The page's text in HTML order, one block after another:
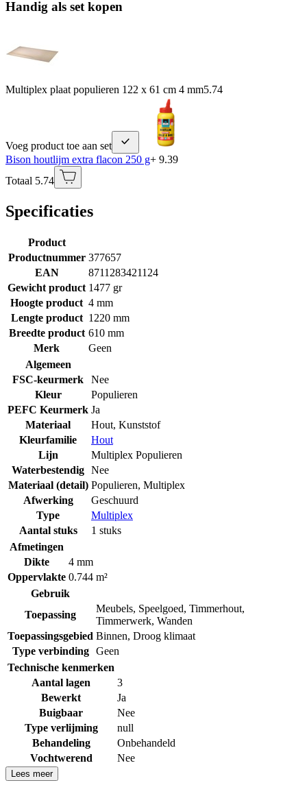
Handig als set kopen
Multiplex plaat populieren 122 x 61 cm 4 mm5.74
Voeg product toe aan set
Bison houtlijm extra flacon 250 g+ 9.39
Totaal 5.74
Specificaties
Product
Productnummer 377657
EAN
8711283421124
Gewicht product 1477 gr
Hoogte product 4 mm
Lengte product 1220 mm
Breedte product 610 mm
Merk
Geen
Algemeen
FSC-keurmerk
Nee
Kleur
Populieren
PEFC Keurmerk Ja
Materiaal
Hout, Kunststof
Kleurfamilie
Hout
Lijn
Multiplex Populieren
Waterbestendig Nee
Materiaal (detail) Populieren, Multiplex
Afwerking
Geschuurd
Type
Multiplex
Aantal stuks
1 stuks
Afmetingen
Dikte
4 mm
Oppervlakte 0.744 m²
Gebruik
Toepassing
Meubels, Speelgoed, Timmerhout,
Timmerwerk, Wanden
Toepassingsgebied Binnen, Droog klimaat
Type verbinding
Geen
Technische kenmerken
Aantal lagen
3
Bewerkt
Ja
Buigbaar
Nee
Type verlijming
null
Behandeling
Onbehandeld
Vochtwerend
Nee
Lees meer